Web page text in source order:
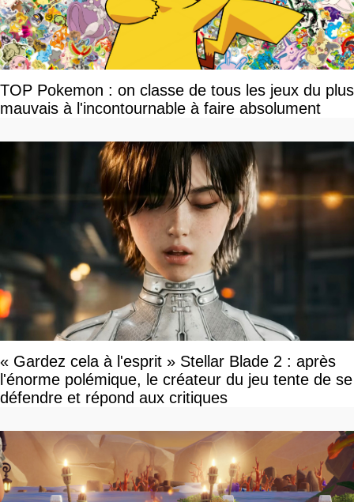
TOP Pokemon : on classe de tous les jeux du plus
mauvais à l'incontournable à faire absolument
« Gardez cela à l'esprit » Stellar Blade 2 : après
l'énorme polémique, le créateur du jeu tente de se
défendre et répond aux critiques